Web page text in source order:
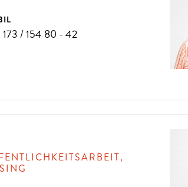
JAHR
/ 154 80 - 42